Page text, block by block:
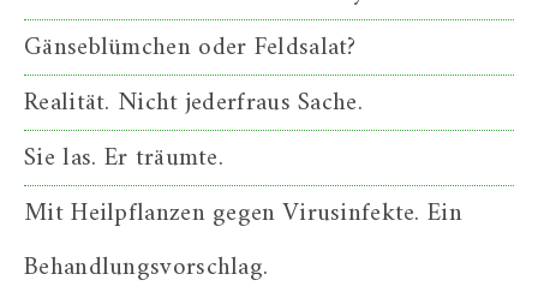
Gänseblümchen oder Feldsalat?
Realität. Nicht jederfraus Sache.
Sie las. Er träumte.
Mit Heilpflanzen gegen Virusinfekte. Ein
Behandlungsvorschlag.